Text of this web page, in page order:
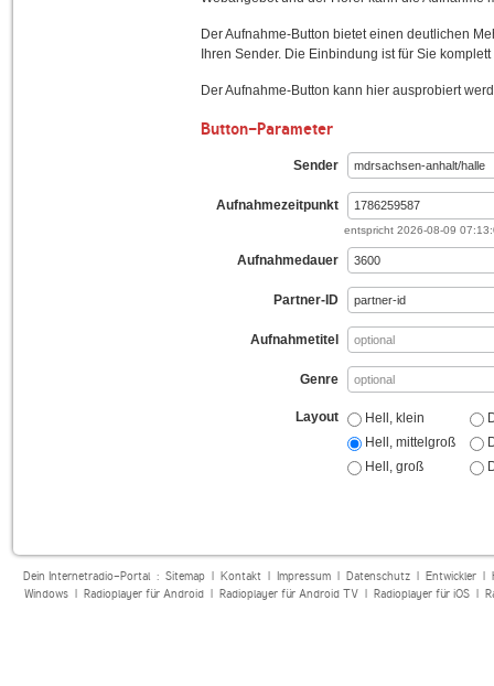
Der Aufnahme-Button bietet einen deutlichen
Ihren Sender. Die Einbindung ist für Sie
Der Aufnahme-Button kann hier ausprobiert
Button-Parameter
Sender
Aufnahmezeitpunkt
entspricht 2026-08-09
Aufnahmedauer
Partner-ID
Aufnahmetitel
Genre
Layout
Hell, klein
Hell, mittelgroß
Hell, groß
Dein Internetradio-Portal : Sitemap| Kontakt| Impressum| Datenschutz| Entwickler|
Windows| Radioplayer für Android| Radioplayer für Android TV| Radioplayer für iOS|